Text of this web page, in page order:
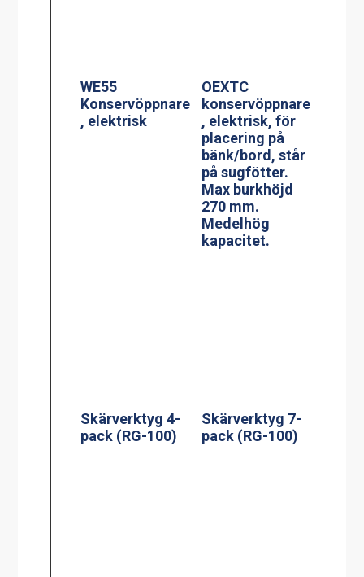
WE55
Konservöppnare
, elektrisk
OEXTC
konservöppnare
, elektrisk, för
placering på
bänk/bord, står
på sugfötter.
Max burkhöjd
270 mm.
Medelhög
kapacitet.
Skärverktyg 4-
pack (RG-100)
Skärverktyg 7-
pack (RG-100)